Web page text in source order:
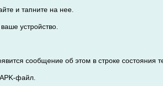
и тапните на нее.
устройство.
сообщение об этом в строке состояния
файл.